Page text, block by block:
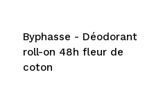
Byphasse - Déodorant
roll-on 48h fleur de
coton